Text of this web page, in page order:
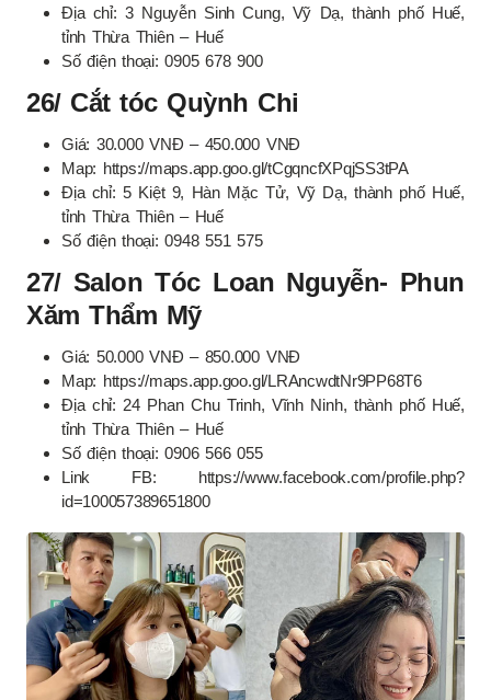
Địa chỉ: 3 Nguyễn Sinh Cung, Vỹ Dạ, thành phố Huế,
tỉnh Thừa Thiên – Huế
Số điện thoại: 0905 678 900
26/ Cắt tóc Quỳnh Chi
Giá: 30.000 VNĐ – 450.000 VNĐ
Map: https://maps.app.goo.gl/tCgqncfXPqjSS3tPA
Địa chỉ: 5 Kiệt 9, Hàn Mặc Tử, Vỹ Dạ, thành phố Huế,
tỉnh Thừa Thiên – Huế
Số điện thoại: 0948 551 575
27/ Salon Tóc Loan Nguyễn- Phun
Xăm Thẩm Mỹ
Giá: 50.000 VNĐ – 850.000 VNĐ
Map: https://maps.app.goo.gl/LRAncwdtNr9PP68T6
Địa chỉ: 24 Phan Chu Trinh, Vĩnh Ninh, thành phố Huế,
tỉnh Thừa Thiên – Huế
Số điện thoại: 0906 566 055
Link FB: https://www.facebook.com/profile.php?
id=100057389651800